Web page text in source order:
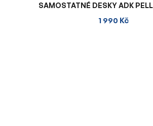
SAMOSTATNÉ DESKY ADK
1 990 Kč